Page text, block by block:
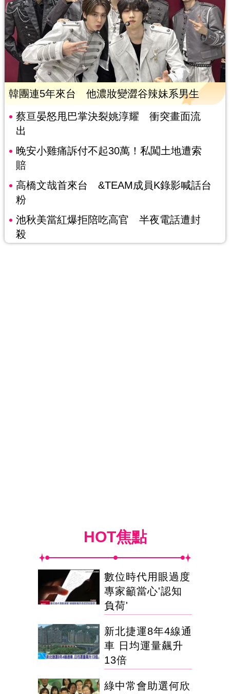
韓團連5年來台 他濃妝變澀谷辣妹系男生
蔡亘晏怒甩巴掌決裂姚淳耀 衝突畫面流
出
晚安小雞痛訴付不起30萬！私闖土地遭索
賠
高橋文哉首來台 &TEAM成員K錄影喊話台
粉
池秋美當紅爆拒陪吃高官 半夜電話遭封
殺
HOT焦點
數位時代用眼過度
專家籲當心'認知
負荷'
新北捷運8年4線通
車 日均運量飆升
13倍
綠中常會助選何欣